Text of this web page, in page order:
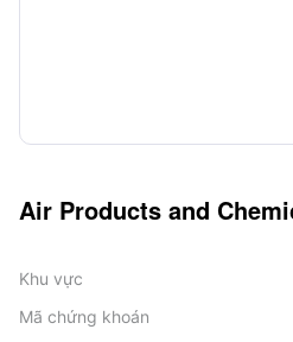
Air Products and
Khu vực
Mã chứng khoán